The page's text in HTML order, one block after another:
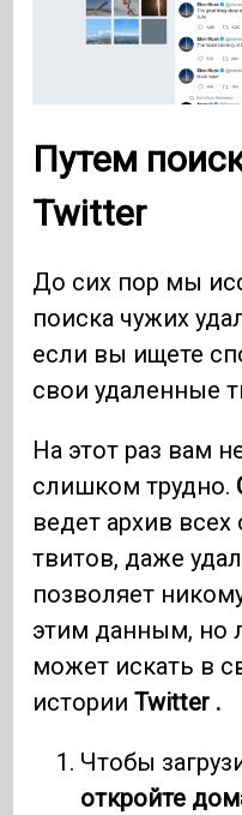
Путем
Twitter
До сих пор мы
поиска чужих
если вы ищете
свои удаленные
На этот раз вам
слишком трудно.
ведет архив
твитов, даже
позволяет
этим данным, но
может искать в
историиTwitter .
Чтобы
откройте